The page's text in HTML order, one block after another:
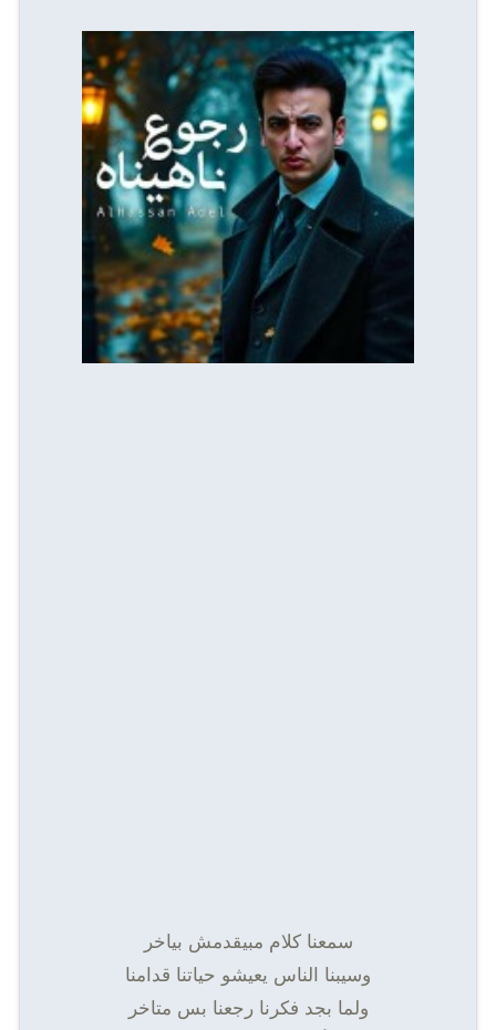
سمعنا كلام مبيقدمش بياخر
وسيبنا الناس يعيشو حياتنا قدامنا
ولما بجد فكرنا رجعنا بس متاخر